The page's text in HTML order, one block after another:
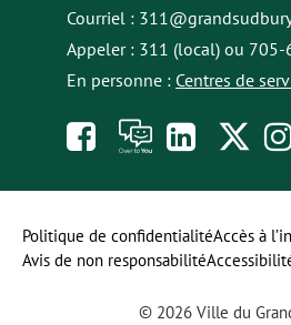
Courriel :
Appeler : 311 (local) ou
En personne : Centres de
Like
us
on
Facebook
À
toi
la
opens
in
a
us
on
© 2026 Ville du
Politique de confidentialitéAccès à
Avis de non responsabilité